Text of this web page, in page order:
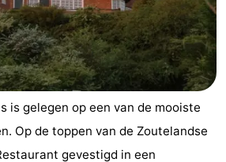
is gelegen op een van de mooiste
Op de toppen van de Zoutelandse
gevestigd in een